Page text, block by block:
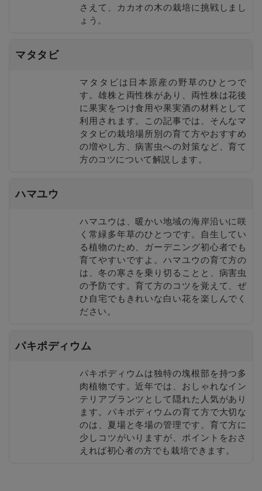
さえて、カカオの木の栽培に挑戦しまし
ょう。
マタタビ
マタタビは日本原産の野草のひとつで
す。雄株と両性株があり、両性株は花後
に果実をつけ食用や果実酒の材料として
利用されます。この記事では、そんなマ
タタビの栽培場所別の育て方やおすすめ
の増やし方、病害虫への対策など、育て
方のコツについて解説します。
ハマユウ
ハマユウは、暖かい地域の海岸沿いに咲
く常緑多年草のひとつです。自生してい
る植物のため、ガーデニング初心者でも
育てやすいですよ。ハマユウの育て方の
は、冬の寒さを乗り切ることと、病害虫
の予防です。育て方のコツを覚えて、ぜ
ひ自宅でもきれいな白い花を楽しんでく
ださい。
パキポディウム
パキポディウムは独特の塊根部を持つ多
肉植物です。近年では、おしゃれなイン
テリアプランツとして隠れた人気があり
ます。パキポディウムの育て方で大切な
のは、夏場と冬場の管理です。育て方に
少しコツがいりますが、ポイントをおさ
えれば初心者の方でも栽培できます。